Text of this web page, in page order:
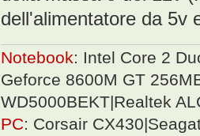
dell'alimentatore da 5v
Notebook: Intel Core 2
Geforce 8600M GT
WD5000BEKT|Realtek
PC: Corsair